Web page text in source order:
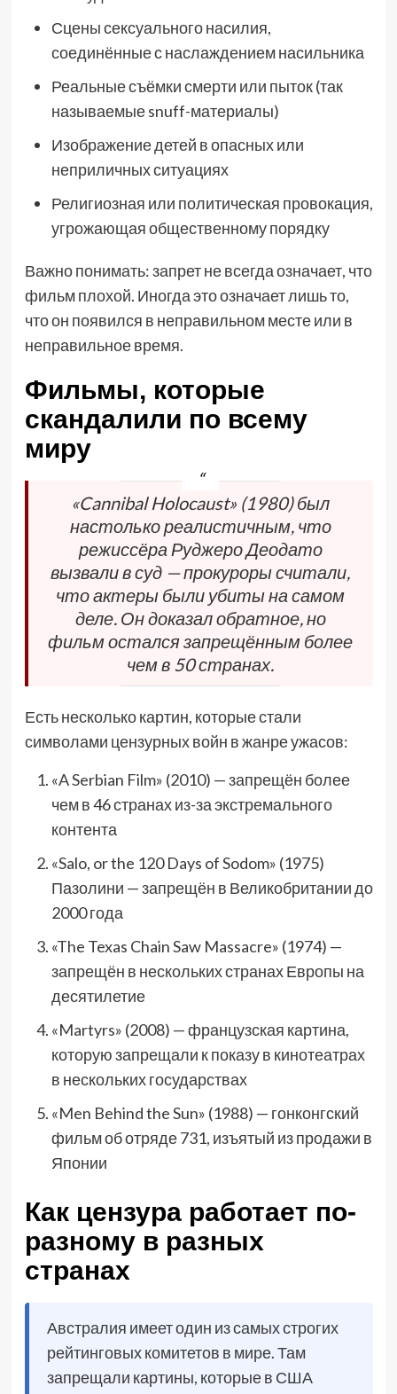
Сцены сексуального насилия,
соединённые с наслаждением насильника
Реальные съёмки смерти или пыток (так
называемые snuff-материалы)
Изображение детей в опасных или
неприличных ситуациях
Религиозная или политическая провокация,
угрожающая общественному порядку
Важно понимать: запрет не всегда означает, что
фильм плохой. Иногда это означает лишь то,
что он появился в неправильном месте или в
неправильное время.
Фильмы, которые
скандалили по всему
миру
«Cannibal Holocaust» (1980) был
настолько реалистичным, что
режиссёра Руджеро Деодато
вызвали в суд — прокуроры считали,
что актеры были убиты на самом
деле. Он доказал обратное, но
фильм остался запрещённым более
чем в 50 странах.
Есть несколько картин, которые стали
символами цензурных войн в жанре ужасов:
«A Serbian Film» (2010) — запрещён более
чем в 46 странах из-за экстремального
контента
«Salo, or the 120 Days of Sodom» (1975)
Пазолини — запрещён в Великобритании до
2000 года
«The Texas Chain Saw Massacre» (1974) —
запрещён в нескольких странах Европы на
десятилетие
«Martyrs» (2008) — французская картина,
которую запрещали к показу в кинотеатрах
в нескольких государствах
«Men Behind the Sun» (1988) — гонконгский
фильм об отряде 731, изъятый из продажи в
Японии
Как цензура работает по-
разному в разных
странах
Австралия имеет один из самых строгих
рейтинговых комитетов в мире. Там
запрещали картины, которые в США